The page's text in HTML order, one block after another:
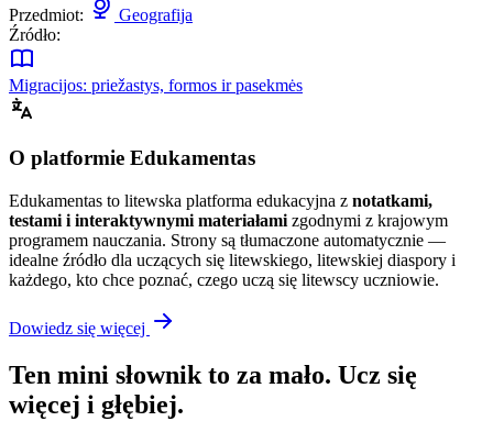
Przedmiot:
Geografija
Źródło:
Migracijos: priežastys, formos ir pasekmės
O platformie Edukamentas
Edukamentas to litewska platforma edukacyjna z notatkami,
testami i interaktywnymi materiałami zgodnymi z krajowym
programem nauczania. Strony są tłumaczone automatycznie —
idealne źródło dla uczących się litewskiego, litewskiej diaspory i
każdego, kto chce poznać, czego uczą się litewscy uczniowie.
Dowiedz się więcej
Ten mini słownik to za mało. Ucz się
więcej i głębiej.